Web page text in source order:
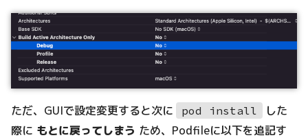
ただ、GUIで設定変更すると次に pod install
した
際に もとに戻ってしまう ため、Podfileに以下を追記す